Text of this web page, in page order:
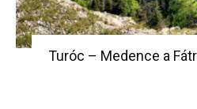
Turóc – Medence a